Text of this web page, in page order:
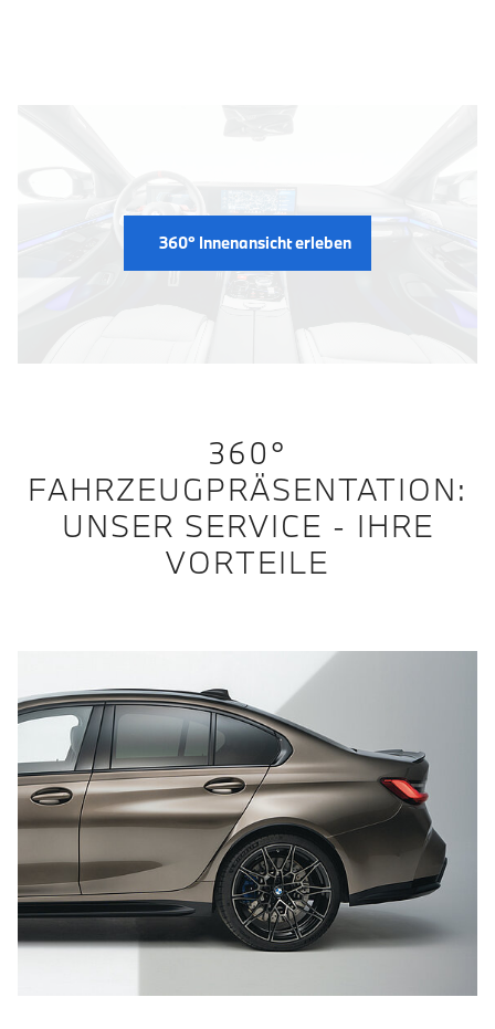
360° Innenansicht erleben
360°
FAHRZEUGPRÄSENTATION:
UNSER SERVICE - IHRE
VORTEILE